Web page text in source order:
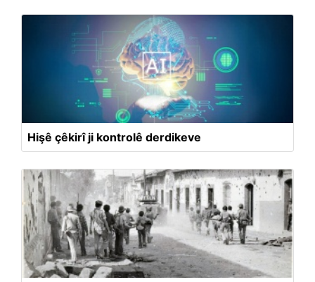
Hişê çêkirî ji kontrolê derdikeve